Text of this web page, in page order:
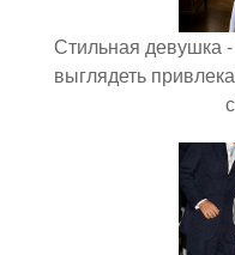
Стильная девушка
выглядеть